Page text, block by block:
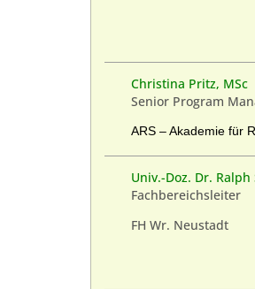
Christina Pritz, MSc
Senior Program
ARS – Akademie für
Univ.-Doz. Dr. Ralph
Fachbereichsleiter
FH Wr. Neustadt